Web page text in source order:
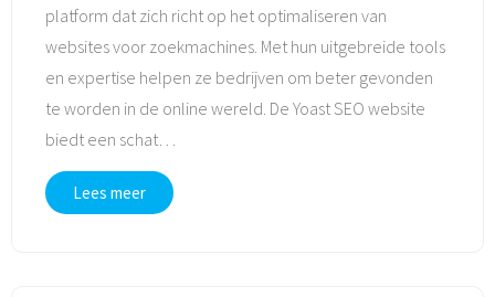
platform dat zich richt op het optimaliseren van
websites voor zoekmachines. Met hun uitgebreide tools
en expertise helpen ze bedrijven om beter gevonden
te worden in de online wereld. De Yoast SEO website
biedt een schat…
Lees meer